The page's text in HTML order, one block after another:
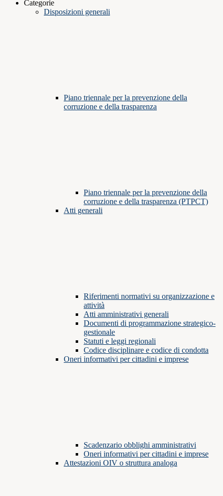
Categorie
Disposizioni generali
Piano triennale per la prevenzione della
corruzione e della trasparenza
Piano triennale per la prevenzione della
corruzione e della trasparenza (PTPCT)
Atti generali
Riferimenti normativi su organizzazione e
attività
Atti amministrativi generali
Documenti di programmazione strategico-
gestionale
Statuti e leggi regionali
Codice disciplinare e codice di condotta
Oneri informativi per cittadini e imprese
Scadenzario obblighi amministrativi
Oneri informativi per cittadini e imprese
Attestazioni OIV o struttura analoga